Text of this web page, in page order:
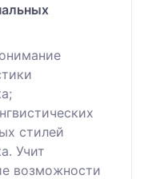
стилей
Учит
возможности